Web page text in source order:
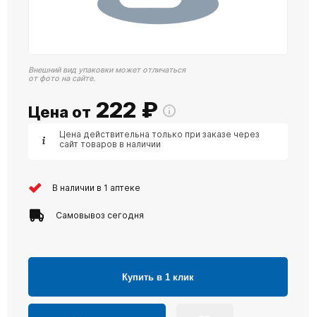
Внешний вид упаковки может отличаться
от фото на сайте.
Цена от 222 ₽
Цена действительна только при заказе через
сайт товаров в наличии
В наличии в 1 аптеке
Самовывоз сегодня
Купить в 1 клик